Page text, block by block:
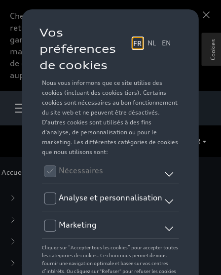
Chers accessoires-lovers,
retrouvez dorénavant toute la
gamme d’accessoires de votre
marque préférée sous forme
de catalogue à commander
auprès de votre distributeur.
FR
Accueil Pour vous > Football Collection
Business Collection (59)
Casual Collection
Active Collection(30)
Audi Sport Collection(63)
Cookies